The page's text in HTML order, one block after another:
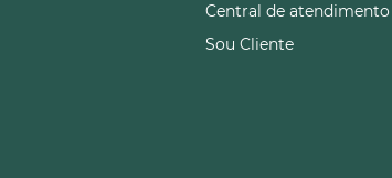
Central de atendimento
Sou Cliente